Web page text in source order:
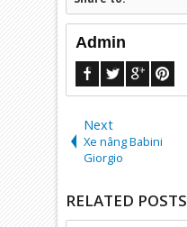
Admin
Next
Xe nâng Babini
Giorgio
RELATED POSTS